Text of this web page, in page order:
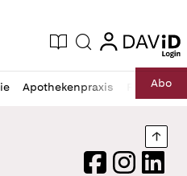
Zeitung
Aktuelle Ausgabe
Suche login
login
Apothekenpraxis RechtAbo
Logo
FacebookInstagram